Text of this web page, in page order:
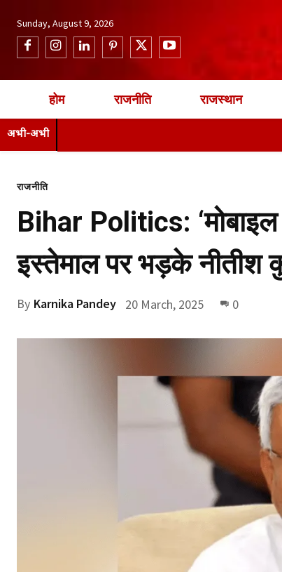
Sunday, August 9, 2026
होम राजनीति राजस्थान
अभी-अभी
राजनीति
Bihar Politics:
इस्तेमाल पर भड़के नीतीश
By Karnika Pandey 20 March, 2025 0